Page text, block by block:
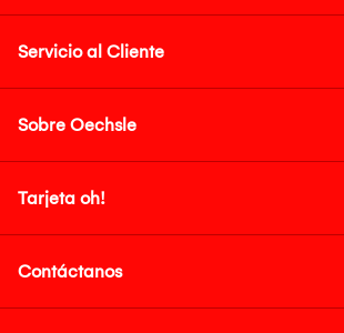
Servicio al Cliente
Sobre Oechsle
Tarjeta oh!
Contáctanos